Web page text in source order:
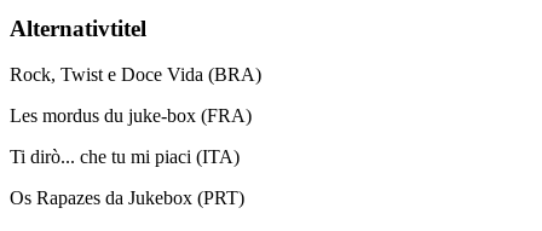
Alternativtitel
Rock, Twist e Doce Vida (BRA)
Les mordus du juke-box (FRA)
Ti dirò... che tu mi piaci (ITA)
Os Rapazes da Jukebox (PRT)